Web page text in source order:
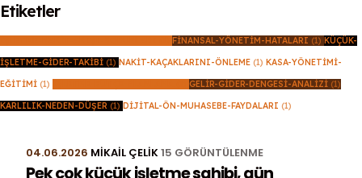
Etiketler
FINANSAL-YÖNETIM-HATALARI (1) KÜÇÜK-
İŞLETME-GIDER-TAKIBI (1) NAKIT-KAÇAKLARINI-ÖNLEME (1) KASA-YÖNETIMI-
EĞITIMI (1) GELIR-GIDER-DENGESI-ANALIZI (1)
KARLILIK-NEDEN-DÜŞER (1) DIJITAL-ÖN-MUHASEBE-FAYDALARI (1)
04.06.2026 MIKAIL ÇELIK15 GÖRÜNTÜLENME
Pek çok küçük işletme sahibi, gün